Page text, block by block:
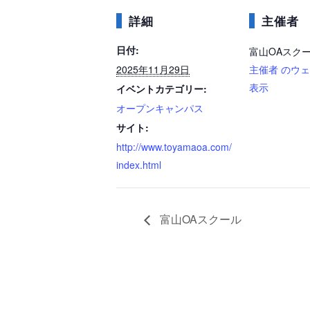
詳細
日付:
2025年11月29日
イベントカテゴリー:
オープンキャンパス
サイト:
http://www.toyamaoa.com/
index.html
主催者
富山OAスク
主催者 のウ
表示
富山OAスクール